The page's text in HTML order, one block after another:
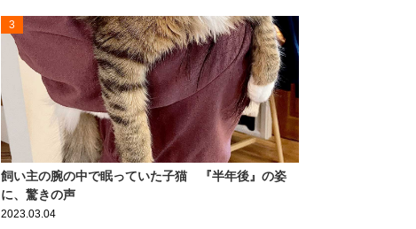
3
飼い主の腕の中で眠っていた子猫 『半年後』の姿
に、驚きの声
2023.03.04